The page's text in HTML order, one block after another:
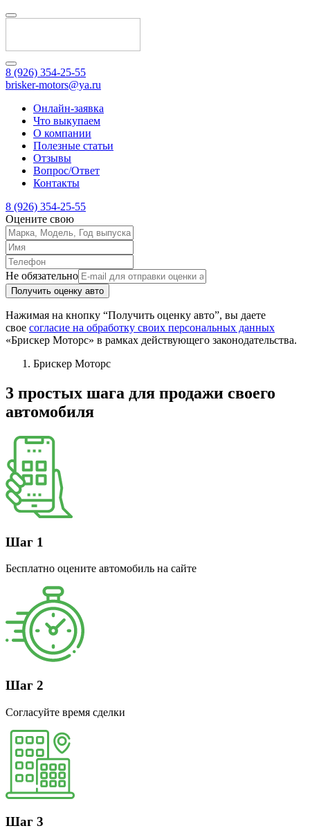
8 (926) 354-25-55
brisker-motors@ya.ru
Онлайн-заявка
Что выкупаем
О компании
Полезные статьи
Отзывы
Вопрос/Ответ
Контакты
8 (926) 354-25-55
Оцените свою
Не обязательно
Получить оценку авто
Нажимая на кнопку “Получить оценку авто”, вы даете
свое согласие на обработку своих персональных данных
«Брискер Моторс» в рамках действующего законодательства.
Брискер Моторс
3 простых шага для продажи своего
автомобиля
Шаг 1
Бесплатно оцените автомобиль на сайте
Шаг 2
Согласуйте время сделки
Шаг 3